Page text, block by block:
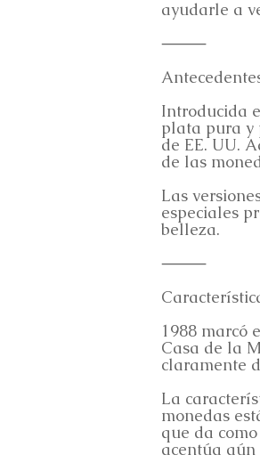
ayudarle a
⸻
Introducida
plata pura y
de EE. UU.
de las
Las
especiales
belleza.
⸻
1988 marcó
Casa de la
claramente
La
monedas
que da
acentúa